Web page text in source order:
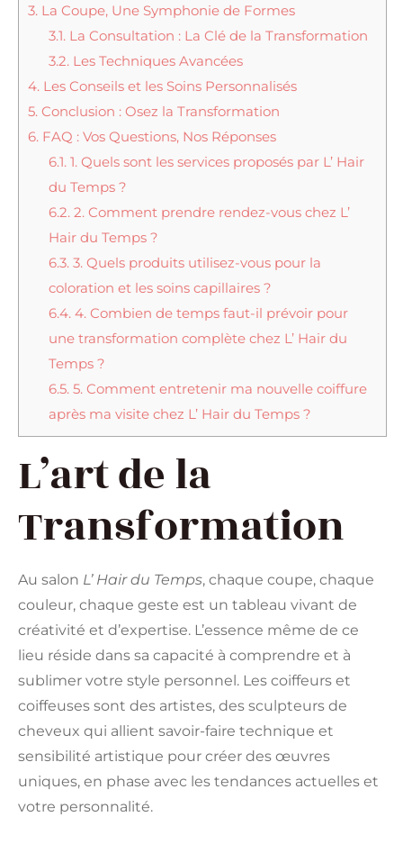
3. La Coupe, Une Symphonie de Formes
3.1. La Consultation : La Clé de la Transformation
3.2. Les Techniques Avancées
4. Les Conseils et les Soins Personnalisés
5. Conclusion : Osez la Transformation
6. FAQ : Vos Questions, Nos Réponses
6.1. 1. Quels sont les services proposés par L’ Hair
du Temps ?
6.2. 2. Comment prendre rendez-vous chez L’
Hair du Temps ?
6.3. 3. Quels produits utilisez-vous pour la
coloration et les soins capillaires ?
6.4. 4. Combien de temps faut-il prévoir pour
une transformation complète chez L’ Hair du
Temps ?
6.5. 5. Comment entretenir ma nouvelle coiffure
après ma visite chez L’ Hair du Temps ?
L’art de la
Transformation
Au salon L’ Hair du Temps, chaque coupe, chaque
couleur, chaque geste est un tableau vivant de
créativité et d’expertise. L’essence même de ce
lieu réside dans sa capacité à comprendre et à
sublimer votre style personnel. Les coiffeurs et
coiffeuses sont des artistes, des sculpteurs de
cheveux qui allient savoir-faire technique et
sensibilité artistique pour créer des œuvres
uniques, en phase avec les tendances actuelles et
votre personnalité.